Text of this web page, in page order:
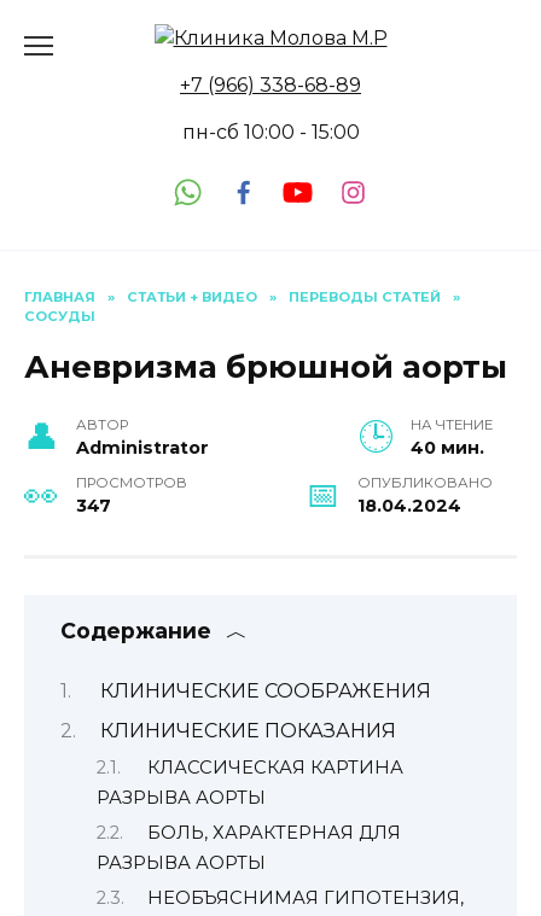
+7 (966) 338-68-89
пн-сб 10:00 - 15:00
ГЛАВНАЯ » СТАТЬИ + ВИДЕО » ПЕРЕВОДЫ СТАТЕЙ
»
СОСУДЫ
Аневризма брюшной аорты
АВТОР
Administrator
НА ЧТЕНИЕ
40 мин.
ПРОСМОТРОВ
347
ОПУБЛИКОВАНО
18.04.2024
Содержание
КЛИНИЧЕСКИЕ СООБРАЖЕНИЯ
КЛИНИЧЕСКИЕ ПОКАЗАНИЯ
КЛАССИЧЕСКАЯ КАРТИНА
РАЗРЫВА АОРТЫ
БОЛЬ, ХАРАКТЕРНАЯ ДЛЯ
РАЗРЫВА АОРТЫ
НЕОБЪЯСНИМАЯ ГИПОТЕНЗИЯ,